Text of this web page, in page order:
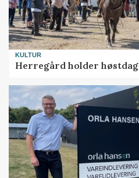
KULTUR
Herregård holder høstdag